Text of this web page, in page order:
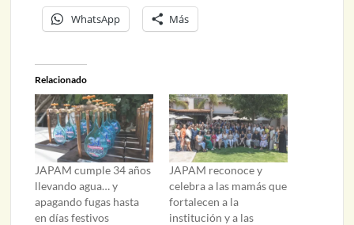
WhatsApp Más
Relacionado
JAPAM cumple 34 años
llevando agua… y
apagando fugas hasta
en días festivos
JAPAM reconoce y
celebra a las mamás que
fortalecen a la
institución y a las